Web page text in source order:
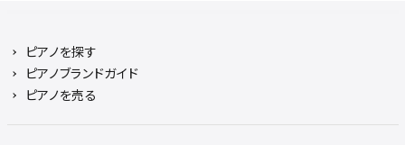
ピアノを探す
ピアノブランドガイド
ピアノを売る